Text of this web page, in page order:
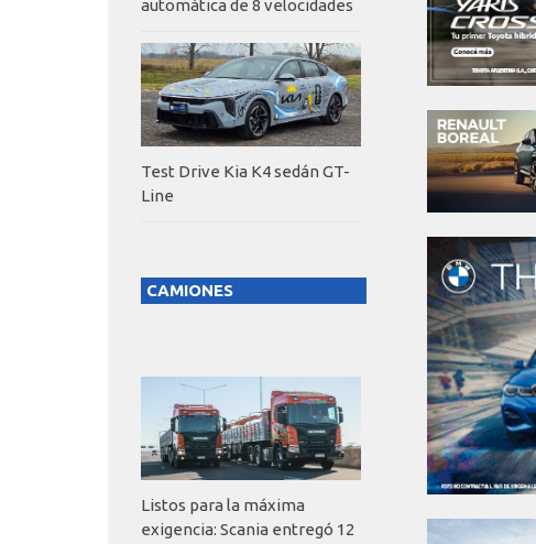
automática de 8 velocidades
Test Drive Kia K4 sedán GT-
Line
CAMIONES
Listos para la máxima
exigencia: Scania entregó 12